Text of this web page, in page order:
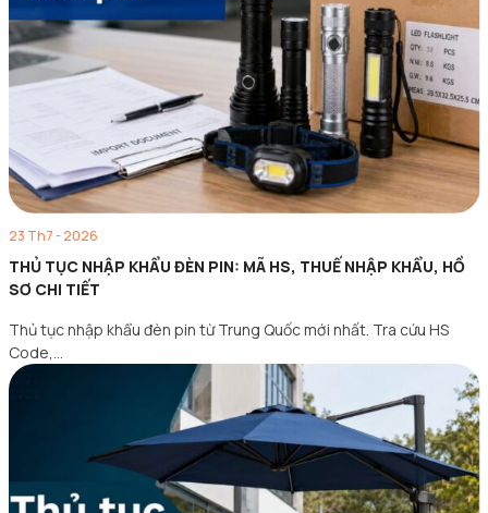
23 Th7 - 2026
THỦ TỤC NHẬP KHẨU ĐÈN PIN: MÃ HS, THUẾ NHẬP KHẨU, HỒ
SƠ CHI TIẾT
Thủ tục nhập khẩu đèn pin từ Trung Quốc mới nhất. Tra cứu HS
Code,…